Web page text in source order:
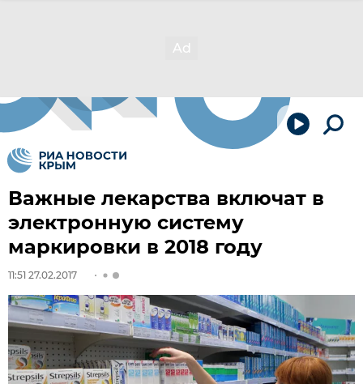
Важные лекарства включат в
электронную систему
маркировки в 2018 году
11:51 27.02.2017